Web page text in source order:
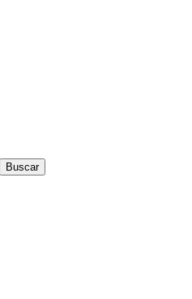
Buscar